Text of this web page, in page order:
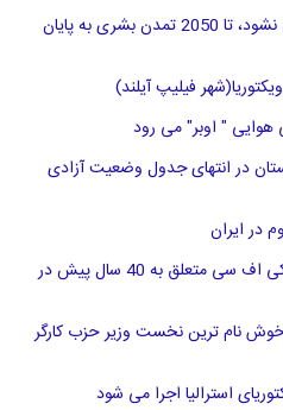
اگر برای تغییر آب و هوا اقدامی نشود، تا 2050 تمدن بشری به پایان
فیلیپ آیلند)
هوایی " اوبر" می رود
در انتهای جدول وضعیت آزادی
در ایران
پیدا شدن یک کیسه پلاستیکی کی اف سی متعلق به 40 سال پیش در
نام ترین نخست وزیر حزب کارگر
استرالیا اجرا می شود